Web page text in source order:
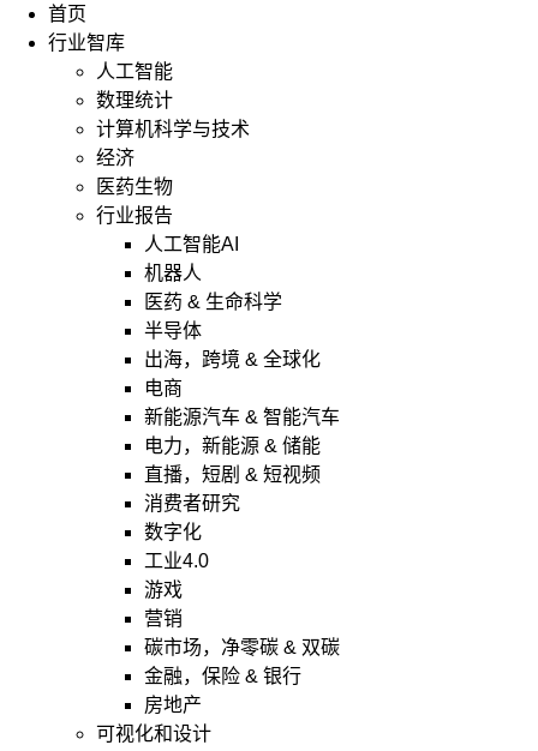
首页
行业智库
人工智能
数理统计
计算机科学与技术
经济
医药生物
行业报告
人工智能AI
机器人
医药 & 生命科学
半导体
出海，跨境 & 全球化
电商
新能源汽车 & 智能汽车
电力，新能源 & 储能
直播，短剧 & 短视频
消费者研究
数字化
工业4.0
游戏
营销
碳市场，净零碳 & 双碳
金融，保险 & 银行
房地产
可视化和设计